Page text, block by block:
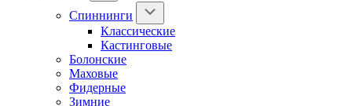
Спиннинги
Классические
Кастинговые
Болонские
Маховые
Фидерные
Зимние